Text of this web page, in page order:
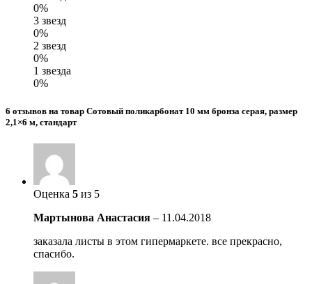
0%
3 звезд
0%
2 звезд
0%
1 звезда
0%
6 отзывов на товар Сотовый поликарбонат 10 мм бронза серая, размер
2,1×6 м, стандарт
Оценка 5 из 5
Мартынова Анастасия – 11.04.2018
заказала листы в этом гипермаркете. все прекрасно,
спасибо.